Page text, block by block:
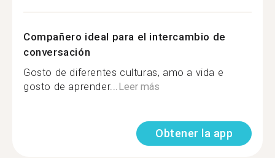
Compañero ideal para el intercambio de
conversación
Gosto de diferentes culturas, amo a vida e
gosto de aprender... Leer más
Obtener la app